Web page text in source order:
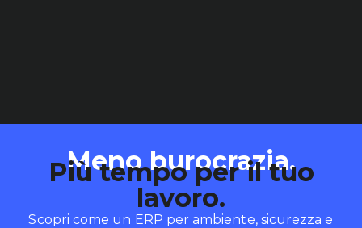
Meno burocrazia.
Più tempo per il tuo
lavoro.
Scopri come un ERP per ambiente, sicurezza e